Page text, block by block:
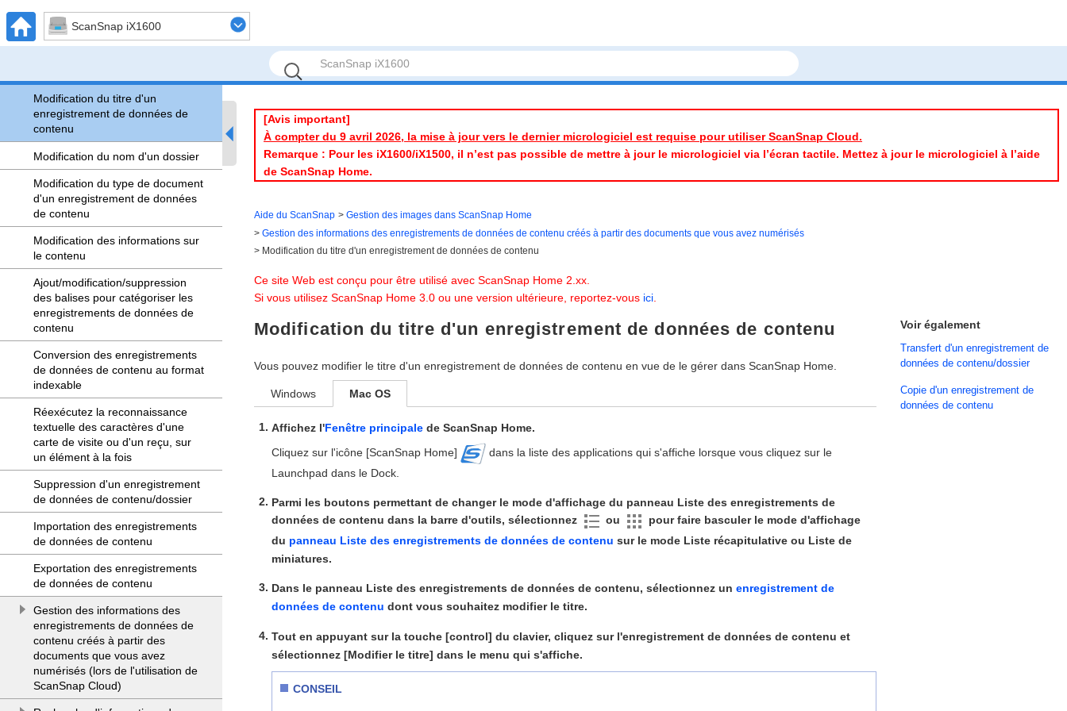
ScanSnap iX1600
Transfert d'un enregistrement de
données de contenu/dossier
Modification du titre d'un
enregistrement de données de
contenu
Modification du nom d'un dossier
Modification du type de document
d'un enregistrement de données
de contenu
Modification des informations sur
le contenu
Ajout/modification/suppression
des balises pour catégoriser les
enregistrements de données de
contenu
Conversion des enregistrements
de données de contenu au format
indexable
Réexécutez la reconnaissance
textuelle des caractères d'une
carte de visite ou d'un reçu, sur
un élément à la fois
Suppression d'un enregistrement
de données de contenu/dossier
Importation des enregistrements
de données de contenu
Exportation des enregistrements
de données de contenu
Gestion des informations des
enregistrements de données de
contenu créés à partir des
documents que vous avez
numérisés (lors de l'utilisation de
ScanSnap Cloud)
[Avis important]
À compter du 9 avril 2026, la mise à jour vers le dernier micrologiciel est requise pour utiliser ScanSnap Cloud.
Remarque : Pour les iX1600/iX1500, il n’est pas possible de mettre à jour le micrologiciel via l’écran tactile. Mettez à jour le micrologiciel à l’aide
de ScanSnap Home.
Aide du ScanSnap
Gestion des images dans ScanSnap Home
Gestion des informations des enregistrements de données de contenu créés à partir des documents que vous avez numérisés
Modification du titre d'un enregistrement de données de contenu
Ce site Web est conçu pour être utilisé avec ScanSnap Home 2.xx.
Si vous utilisez ScanSnap Home 3.0 ou une version ultérieure, reportez-vous ici.
Modification du titre d'un enregistrement de données de contenu
Vous pouvez modifier le titre d'un enregistrement de données de contenu en vue de le gérer dans ScanSnap Home.
Windows Mac OS
Affichez l'Fenêtre principale de ScanSnap Home.
Cliquez sur l'icône [ScanSnap Home]
dans la liste des applications qui s'affiche lorsque vous cliquez sur le
Launchpad dans le Dock.
Parmi les boutons permettant de changer le mode d'affichage du panneau Liste des enregistrements de
données de contenu dans la barre d'outils, sélectionnez
ou
pour faire basculer le mode d'affichage
du panneau Liste des enregistrements de données de contenu sur le mode Liste récapitulative ou Liste de
miniatures.
Dans le panneau Liste des enregistrements de données de contenu, sélectionnez un enregistrement de
données de contenu dont vous souhaitez modifier le titre.
Tout en appuyant sur la touche [control] du clavier, cliquez sur l'enregistrement de données de contenu et
sélectionnez [Modifier le titre] dans le menu qui s'affiche.
CONSEIL
Voir également
Transfert d'un enregistrement de
données de contenu/dossier
Copie d'un enregistrement de
données de contenu